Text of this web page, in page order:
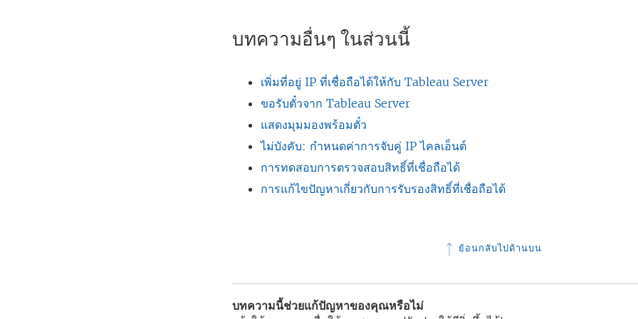
บทความอื่นๆ ในส่วนนี้
เพิ่มที่อยู่ IP ที่เชื่อถือได้ให้กับ Tableau Server
ขอรับตั๋วจาก Tableau Server
แสดงมุมมองพร้อมตั๋ว
ไม่บังคับ: กำหนดค่าการจับคู่ IP ไคลเอ็นต์
การทดสอบการตรวจสอบสิทธิ์ที่เชื่อถือได้
การแก้ไขปัญหาเกี่ยวกับการรับรองสิทธิ์ที่เชื่อถือได้
ย้อนกลับไปด้านบน
บทความนี้ช่วยแก้ปัญหาของคุณหรือไม่